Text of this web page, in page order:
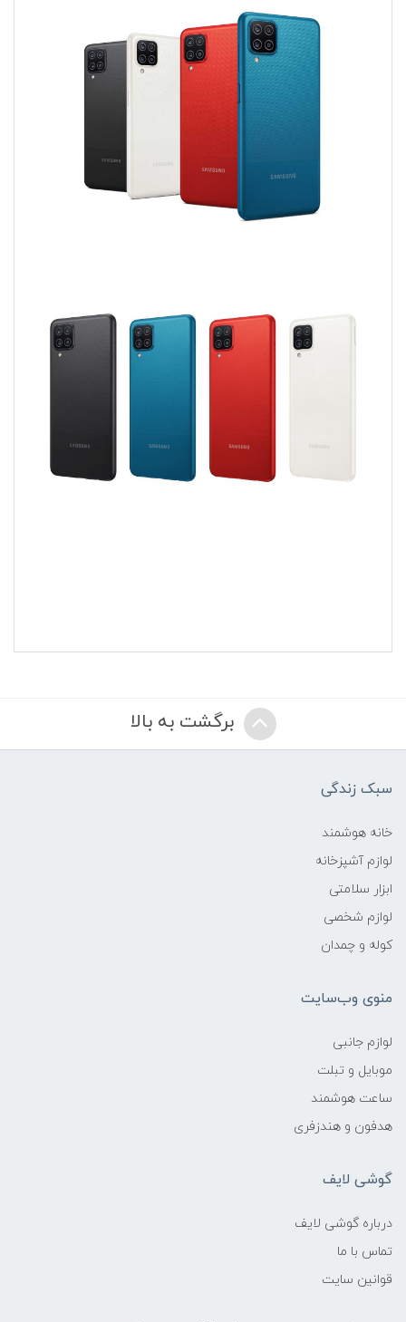
برگشت به بالا
سبک زندگی
خانه هوشمند
لوازم آشپزخانه
ابزار سلامتی
لوازم شخصی
کوله و چمدان
منوی وب‌سایت
لوازم جانبی
موبایل و تبلت
ساعت هوشمند
هدفون و هندزفری
گوشی لایف
درباره گوشی لایف
تماس با ما
قوانین سایت